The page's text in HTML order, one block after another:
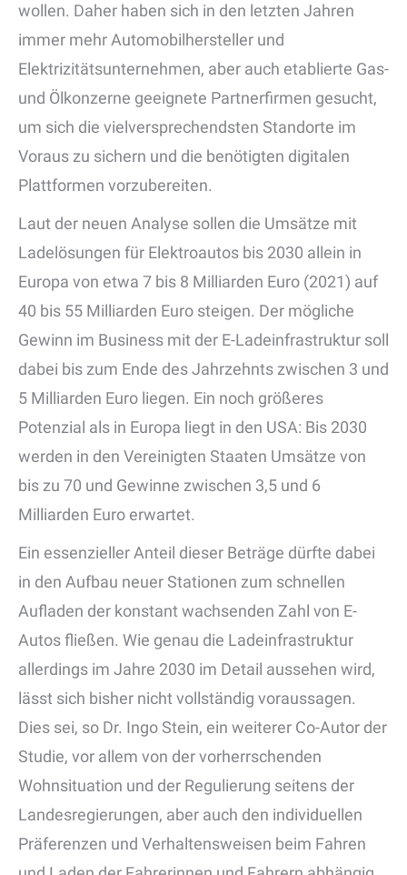
wollen. Daher haben sich in den letzten Jahren
immer mehr Automobilhersteller und
Elektrizitätsunternehmen, aber auch etablierte Gas-
und Ölkonzerne geeignete Partnerfirmen gesucht,
um sich die vielversprechendsten Standorte im
Voraus zu sichern und die benötigten digitalen
Plattformen vorzubereiten.
Laut der neuen Analyse sollen die Umsätze mit
Ladelösungen für Elektroautos bis 2030 allein in
Europa von etwa 7 bis 8 Milliarden Euro (2021) auf
40 bis 55 Milliarden Euro steigen. Der mögliche
Gewinn im Business mit der E-Ladeinfrastruktur soll
dabei bis zum Ende des Jahrzehnts zwischen 3 und
5 Milliarden Euro liegen. Ein noch größeres
Potenzial als in Europa liegt in den USA: Bis 2030
werden in den Vereinigten Staaten Umsätze von
bis zu 70 und Gewinne zwischen 3,5 und 6
Milliarden Euro erwartet.
Ein essenzieller Anteil dieser Beträge dürfte dabei
in den Aufbau neuer Stationen zum schnellen
Aufladen der konstant wachsenden Zahl von E-
Autos fließen. Wie genau die Ladeinfrastruktur
allerdings im Jahre 2030 im Detail aussehen wird,
lässt sich bisher nicht vollständig voraussagen.
Dies sei, so Dr. Ingo Stein, ein weiterer Co-Autor der
Studie, vor allem von der vorherrschenden
Wohnsituation und der Regulierung seitens der
Landesregierungen, aber auch den individuellen
Präferenzen und Verhaltensweisen beim Fahren